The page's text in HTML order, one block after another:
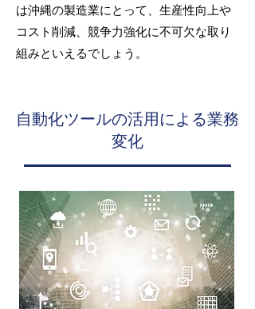
は沖縄の製造業にとって、生産性向上や
コスト削減、競争力強化に不可欠な取り
組みといえるでしょう。
自動化ツールの活用による業務
変化